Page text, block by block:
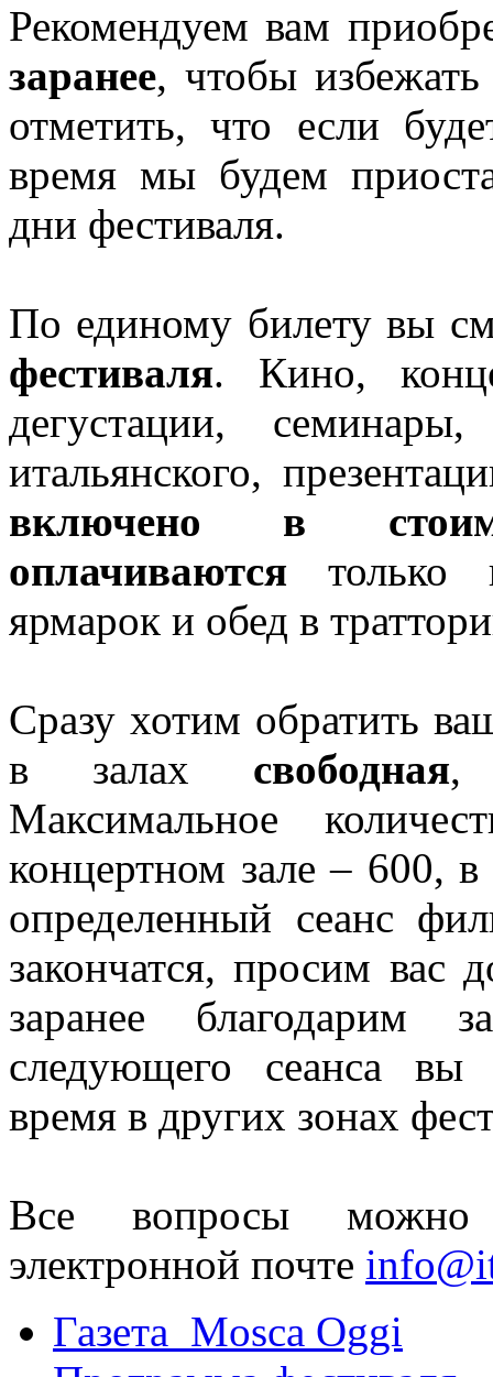
Рекомендуем вам
заранее, чтобы
отметить, что если
время мы будем
дни фестиваля.
По единому билету вы
фестиваля. Кино,
дегустации,
итальянского,
включено в
оплачиваются только
ярмарок и обед в
Сразу хотим обратить
в залах свободная,
Максимальное
концертном зале – 600,
определенный сеанс
закончатся, просим вас
заранее
следующего сеанса вы
время в других зонах
Все вопросы можно
электронной почте
Газета Mosca Oggi